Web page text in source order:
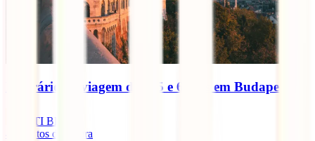
Itinerário de viagem de 4, 5 e 6 dias em Budapeste
IATI Blog
minutos de leitura